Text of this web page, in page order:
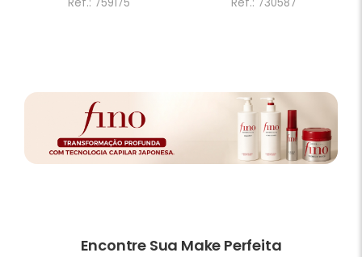
Ref.: 759175 Ref.: 730587
Encontre Sua Make Perfeita